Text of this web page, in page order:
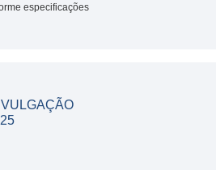
especificações